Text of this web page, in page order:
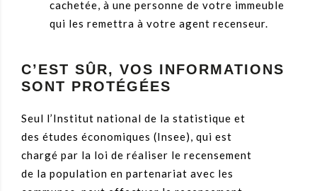
cachetée, à une personne de votre immeuble
qui les remettra à votre agent recenseur.
C’EST SÛR, VOS INFORMATIONS
SONT PROTÉGÉES
Seul l’Institut national de la statistique et
des études économiques (Insee), qui est
chargé par la loi de réaliser le recensement
de la population en partenariat avec les